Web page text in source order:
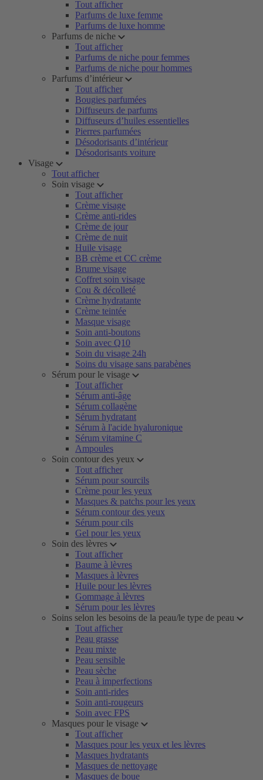
Tout afficher
Parfums de luxe femme
Parfums de luxe homme
Parfums de niche
Tout afficher
Parfums de niche pour femmes
Parfums de niche pour hommes
Parfums d’intérieur
Tout afficher
Bougies parfumées
Diffuseurs de parfums
Diffuseurs d’huiles essentielles
Pierres parfumées
Désodorisants d’intérieur
Désodorisants voiture
Visage
Tout afficher
Soin visage
Tout afficher
Crème visage
Crème anti-rides
Crème de jour
Crème de nuit
Huile visage
BB crème et CC crème
Brume visage
Coffret soin visage
Cou & décolleté
Crème hydratante
Crème teintée
Masque visage
Soin anti-boutons
Soin avec Q10
Soin du visage 24h
Soins du visage sans parabènes
Sérum pour le visage
Tout afficher
Sérum anti-âge
Sérum collagène
Sérum hydratant
Sérum à l'acide hyaluronique
Sérum vitamine C
Ampoules
Soin contour des yeux
Tout afficher
Sérum pour sourcils
Crème pour les yeux
Masques & patchs pour les yeux
Sérum contour des yeux
Sérum pour cils
Gel pour les yeux
Soin des lèvres
Tout afficher
Baume à lèvres
Masques à lèvres
Huile pour les lèvres
Gommage à lèvres
Sérum pour les lèvres
Soins selon les besoins de la peau/le type de peau
Tout afficher
Peau grasse
Peau mixte
Peau sensible
Peau sèche
Peau à imperfections
Soin anti-rides
Soin anti-rougeurs
Soin avec FPS
Masques pour le visage
Tout afficher
Masques pour les yeux et les lèvres
Masques hydratants
Masques de nettoyage
Masques de boue